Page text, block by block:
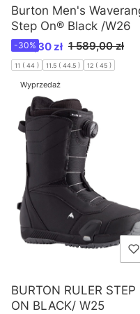
Burton Men's
Step On® Black /W26
Cena promocyjna
1 112,30 zł 1 589,00 zł
-30%
11 ( 44 ) 11.5 ( 44.5 ) 12 ( 45 )
Wyprzedaż
BURTON RULER STEP
ON BLACK/ W25